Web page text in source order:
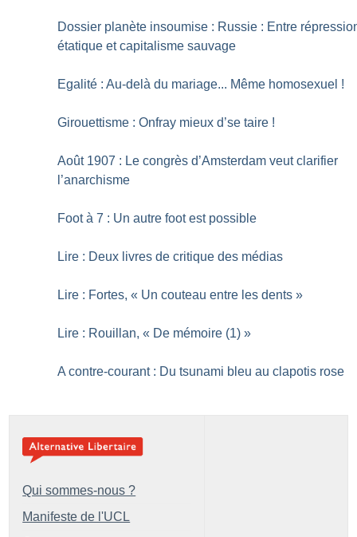
Dossier planète insoumise : Russie : Entre
étatique et capitalisme sauvage
Egalité : Au-delà du mariage... Même homosexuel !
Girouettisme : Onfray mieux d’se taire !
Août 1907 : Le congrès d’Amsterdam veut clarifier
l’anarchisme
Foot à 7 : Un autre foot est possible
Lire : Deux livres de critique des médias
Lire : Fortes, « Un couteau entre les dents »
Lire : Rouillan, « De mémoire (1) »
A contre-courant : Du tsunami bleu au clapotis rose
Qui sommes-nous ?
Manifeste de l'UCL